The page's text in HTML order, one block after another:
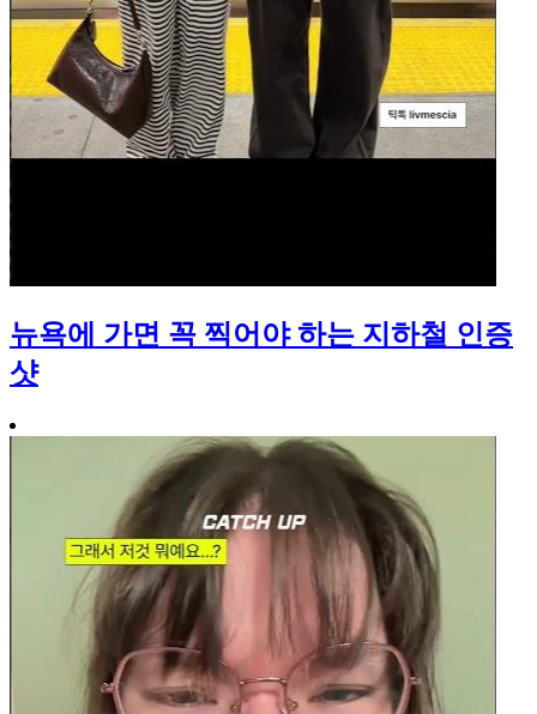
뉴욕에 가면 꼭 찍어야 하는 지하철 인증
샷